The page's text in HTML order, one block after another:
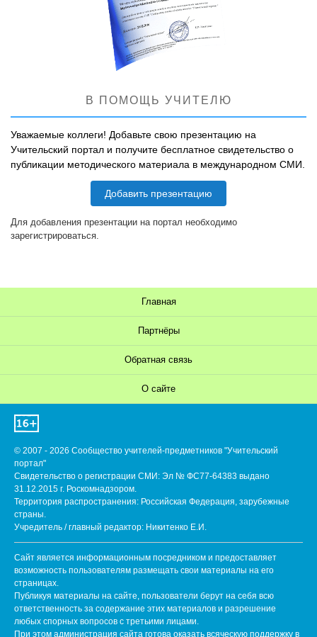
В ПОМОЩЬ УЧИТЕЛЮ
Уважаемые коллеги! Добавьте свою презентацию на
Учительский портал и получите бесплатное свидетельство о
публикации методического материала в международном СМИ.
Добавить презентацию
Для добавления презентации на портал необходимо
зарегистрироваться.
Главная
Партнёры
Обратная связь
О сайте
© 2007 - 2026 Сообщество учителей-предметников "Учительский
портал"
Свидетельство о регистрации СМИ: Эл № ФС77-64383 выдано
31.12.2015 г. Роскомнадзором.
Территория распространения: Российская Федерация, зарубежные
страны.
Учредитель / главный редактор: Никитенко Е.И.
Сайт является информационным посредником и предоставляет
возможность пользователям размещать свои материалы на его
страницах.
Публикуя материалы на сайте, пользователи берут на себя всю
ответственность за содержание этих материалов и разрешение
любых спорных вопросов с третьими лицами.
При этом администрация сайта готова оказать всяческую поддержку в